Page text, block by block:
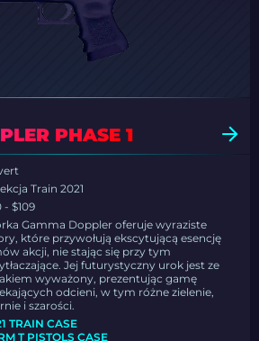
PHASE 1
Train 2021
- $109
Gamma Doppler oferuje wyraziste
które przywołują ekscytującą esencję
akcji, nie stając się przy tym
Jej futurystyczny urok jest ze
wyważony, prezentując gamę
odcieni, w tym różne zielenie,
i szarości.
TRAIN CASE
T PISTOLS CASE